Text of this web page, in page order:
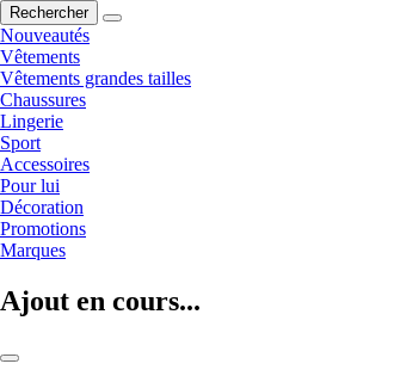
Rechercher
Nouveautés
Vêtements
Vêtements grandes tailles
Chaussures
Lingerie
Sport
Accessoires
Pour lui
Décoration
Promotions
Marques
Ajout en cours...